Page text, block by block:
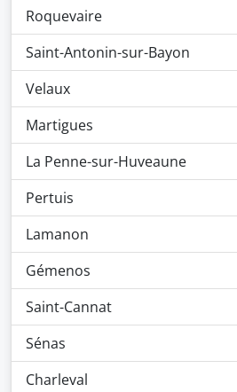
Roquevaire
Saint-Antonin-sur-Bayon
Velaux
Martigues
La Penne-sur-Huveaune
Pertuis
Lamanon
Gémenos
Saint-Cannat
Sénas
Charleval